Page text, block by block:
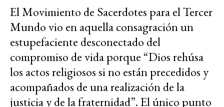
El Movimiento de Sacerdotes para el Tercer
Mundo vio en aquella consagración un
estupefaciente desconectado del
compromiso de vida porque “Dios rehúsa
los actos religiosos si no están precedidos y
acompañados de una realización de la
justicia y de la fraternidad”. El único punto